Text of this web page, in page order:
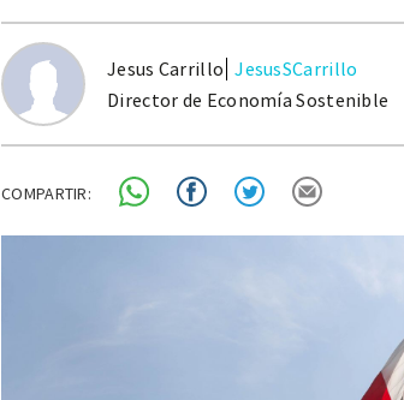
Jesus Carrillo JesusSCarrillo
Director de Economía Sostenible
COMPARTIR: